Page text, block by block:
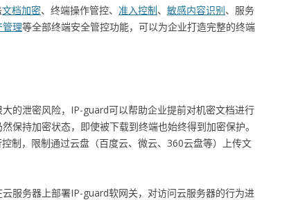
文档加密、终端操作管控、 准入控制、 敏感内容识别、服务
管理等全部终端安全管控功能，可以为企业打造完整的终端
的泄密风险，IP-guard可以帮助企业提前对机密文档进行
保持加密状态，即使被下载到终端也始终得到加密保护。
制，限制通过云盘（百度云、微云、360云盘等）上传文
服务器上部署IP-guard软网关，对访问云服务器的行为进